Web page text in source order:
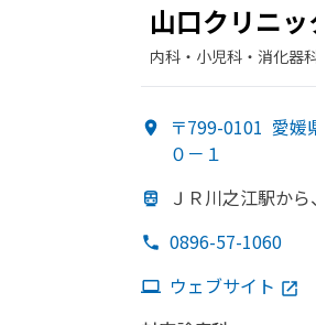
山口クリニッ
内科・​小児科・​消化器
〒799-0101 愛媛
０－１
ＪＲ川之江駅から、
0896-57-1060
ウェブサイト